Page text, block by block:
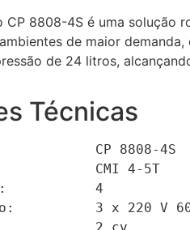
CP 8808-4S é uma solução
de maior
de 24 litros,
Técnicas
Hz